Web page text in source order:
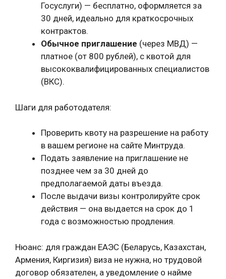
Госуслуги) — бесплатно, оформляется за
30 дней, идеально для краткосрочных
контрактов.
Обычное приглашение (через МВД) —
платное (от 800 рублей), с квотой для
высококвалифицированных специалистов
(ВКС).
Шаги для работодателя:
Проверить квоту на разрешение на работу
в вашем регионе на сайте Минтруда.
Подать заявление на приглашение не
позднее чем за 30 дней до
предполагаемой даты въезда.
После выдачи визы контролируйте срок
действия — она выдается на срок до 1
года с возможностью продления.
Нюанс: для граждан ЕАЭС (Беларусь, Казахстан,
Армения, Киргизия) виза не нужна, но трудовой
договор обязателен, а уведомление о найме